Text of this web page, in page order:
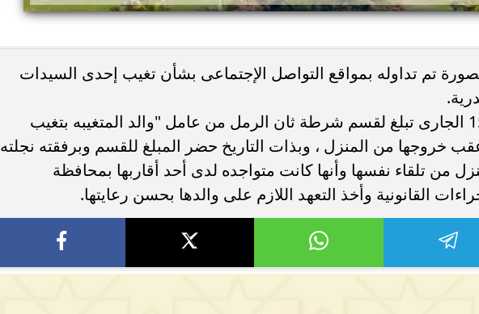
تم تداوله بمواقع التواصل الإجتماعى بشأن تغيب إحدى السيدات
بالفحص تبين أنه بتاريخ 15 الجارى تبلغ لقسم شرطة ثان الرمل من عامل "والد المتغيبه بتغيب
خروجها من المنزل ، وبذات التاريخ حضر المبلغ للقسم وبرفقته نجلته
من تلقاء نفسها وأنها كانت متواجده لدى أحد أقاربها بمحافظة
القانونية وأخذ التعهد اللازم على والدها بحسن رعايتها.
رحلت في أثناء أداء رسالتها.. وفاة ممرضة
بمستشفى بني عبيد والأهالي ينعونها
الثاني للعام الدراسي ٢٠٢٥...